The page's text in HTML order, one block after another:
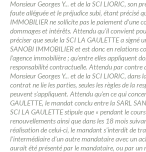
Monsieur Georges Y... et de la SCI LIORIC, son
faute alléguée et le préjudice subi, étant précisé
IMMOBILIER ne sollicite pas le paiement d'une
dommages et intérêts. Attendu qu'il convient
préciser que seule la SCI LA GAULETTE a signé
SANOBI IMMOBILIER et est donc en relations
l'agence immobilière ; qu'entre elles appliquent
responsabilité contractuelle. Attendu par contre
Monsieur Georges Y... et de la SCI LIORIC, dans
contrat ne lie les parties, seules les règles de la
peuvent s'appliquent. Attendu qu'en ce qui
GAULETTE, le mandat conclu entre la SARL
SCI LA GAULETTE stipule que « pendant le
renouvellements ainsi que dans les 18 mois
réalisation de celui-ci, le mandant s'interdit de
l'intermédiaire d'un autre mandataire avec un
aurait été présenté par le mandataire, ou par un